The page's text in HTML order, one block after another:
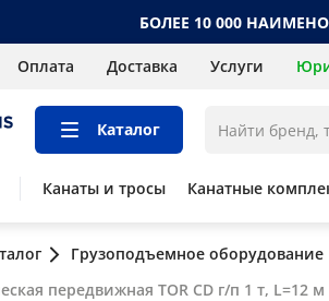
БОЛЕЕ 10 000
Оплата Доставка Услуги
Каталог
Канаты и тросы Канатные
Грузоподъемное оборудование
передвижная TOR CD г/п 1 т, L=12 м